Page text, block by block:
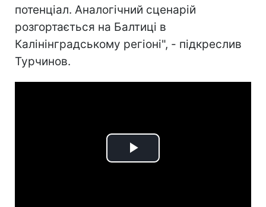
потенціал. Аналогічний сценарій
розгортається на Балтиці в
Калінінградському регіоні", - підкреслив
Турчинов.
Play